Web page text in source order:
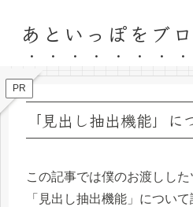
あといっぽをブ
PR
「見出し抽出機能」に
この記事では僕のお渡しし
「見出し抽出機能」につい